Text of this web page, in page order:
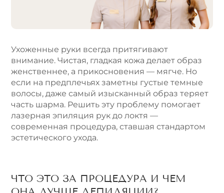
:
Ухоженные руки всегда притягивают
внимание. Чистая, гладкая кожа делает образ
женственнее, а прикосновения — мягче. Но
если на предплечьях заметны густые темные
волосы, даже самый изысканный образ теряет
часть шарма. Решить эту проблему помогает
лазерная эпиляция рук до локтя —
современная процедура, ставшая стандартом
эстетического ухода.
ЧТО ЭТО ЗА ПРОЦЕДУРА И ЧЕМ